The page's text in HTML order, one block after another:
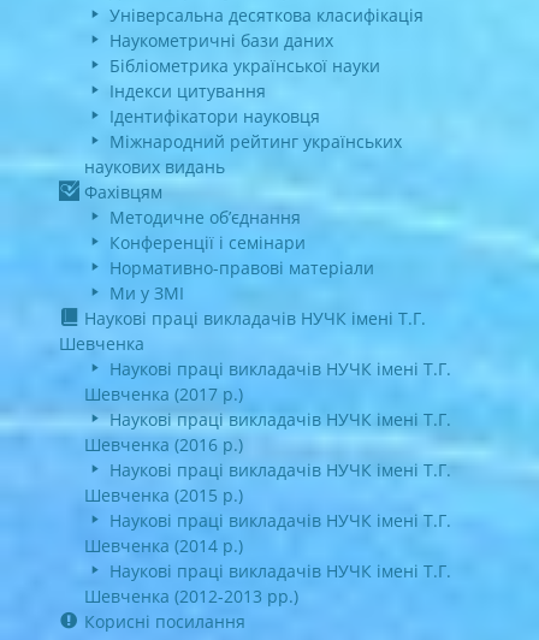
Універсальна десяткова класифікація
Наукометричні бази даних
Бібліометрика української науки
Індекси цитування
Ідентифікатори науковця
Міжнародний рейтинг українських
наукових видань
Фахівцям
Методичне об’єднання
Конференції і семінари
Нормативно-правові матеріали
Ми у ЗМІ
Наукові праці викладачів НУЧК імені Т.Г.
Шевченка
Наукові праці викладачів НУЧК імені Т.Г.
Шевченка (2017 р.)
Наукові праці викладачів НУЧК імені Т.Г.
Шевченка (2016 р.)
Наукові праці викладачів НУЧК імені Т.Г.
Шевченка (2015 р.)
Наукові праці викладачів НУЧК імені Т.Г.
Шевченка (2014 р.)
Наукові праці викладачів НУЧК імені Т.Г.
Шевченка (2012-2013 рр.)
Корисні посилання